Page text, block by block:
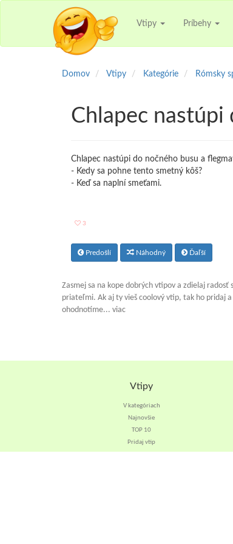
Vtipy Príbehy
Domov Vtipy Kategórie Rómsky
Chlapec nastúpi
Chlapec nastúpi do nočného busu a
- Kedy sa pohne tento smetný kôš?
- Keď sa naplní smeťami.
3
Predošlí Náhodný Ďaľší
Zasmej sa na kope dobrých vtipov a zdielaj radosť
priateľmi. Ak aj ty vieš coolový vtip, tak ho pridaj
ohodnotíme... viac
Vtipy
V kategóriach
Najnovšie
TOP 10
Pridaj vtip